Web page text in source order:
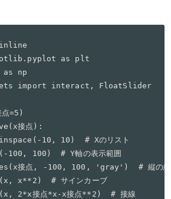
as plt
as np
import interact, FloatSlider
=5)
接点):
10, 10)  # Xのリスト
100, 100)  # Y軸の表示範囲
接点, -100, 100, 'gray')  # 縦の線
x**2)  # サインカーブ
2*x接点*x-x接点**2)  # 接線